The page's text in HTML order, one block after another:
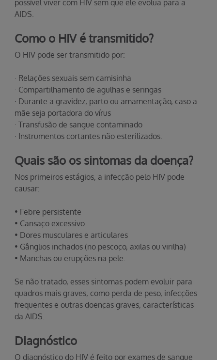
possível viver com HIV sem que ele evolua para a
AIDS.
Como o HIV é transmitido?
O HIV pode ser transmitido por:
· Relações sexuais sem camisinha
· Compartilhamento de agulhas e seringas
· Durante a gravidez, parto ou amamentação, caso a
mãe seja portadora do vírus
· Transfusão de sangue contaminado
· Instrumentos cortantes não esterilizados.
Quais são os sintomas da doença?
Nos primeiros estágios, a infecção pelo HIV pode
causar:
• Febre persistente
• Cansaço excessivo
• Dores musculares e articulares
• Gânglios inchados (no pescoço, axilas ou virilha)
• Manchas ou erupções na pele.
Se não tratado, esses sintomas podem evoluir para
quadros mais graves, como perda de peso, infecções
frequentes e outras doenças graves, características
da AIDS.
Diagnóstico
O diagnóstico do HIV é feito por exames de sangue